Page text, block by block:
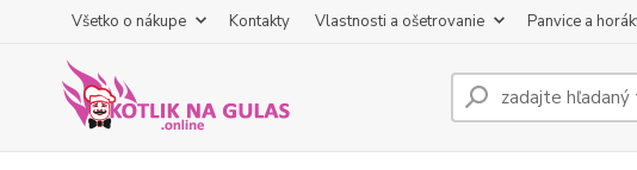
Všetko o nákupe Kontakty Vlastnosti a ošetrovanie Panvice a